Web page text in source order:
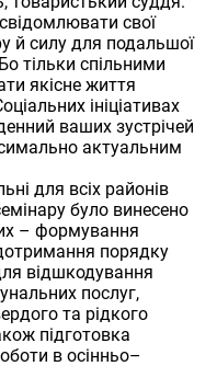
свої
й силу для подальшої
тільки спільними
якісне життя
ініціативах
ваших зустрічей
актуальним
для всіх районів
було винесено
– формування
порядку
відшкодування
послуг,
та рідкого
підготовка
в осінньо–